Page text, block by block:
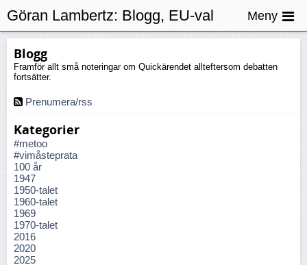
Blogg
Framför allt små noteringar om Quickärendet allteftersom debatten
fortsätter.
Prenumera/rss
Kategorier
#metoo
#vimåsteprata
100 år
1947
1950-talet
1960-talet
1969
1970-talet
2016
2020
2025
Göran Lambertz: Blogg, EU-val Meny